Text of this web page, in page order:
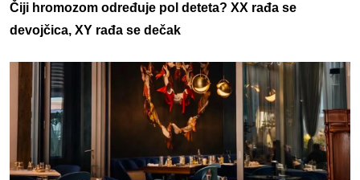
Čiji hromozom određuje pol deteta? XX rađa se
devojčica, XY rađa se dečak